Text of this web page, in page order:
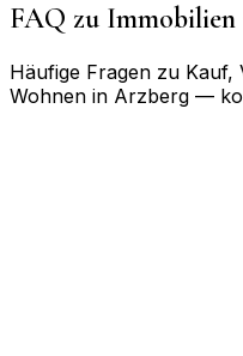
FAQ zu Immobilien
Häufige Fragen zu
Wohnen in Arzberg —